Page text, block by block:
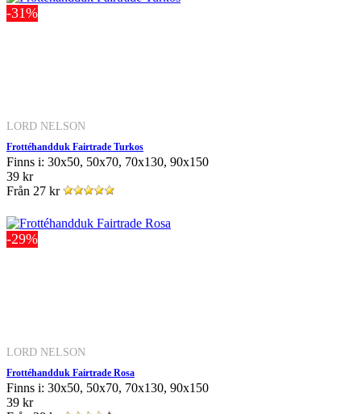
-31%
LORD NELSON
Frottéhandduk Fairtrade Turkos
Finns i: 30x50, 50x70, 70x130, 90x150
39 kr
Från 27 kr
-29%
LORD NELSON
Frottéhandduk Fairtrade Rosa
Finns i: 30x50, 50x70, 70x130, 90x150
39 kr